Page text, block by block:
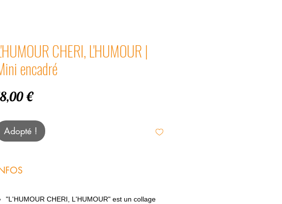
CHERI, L'HUMOUR |
encadré
€Prix
Adopté !
"L'HUMOUR CHERI, L'HUMOUR" est un collage